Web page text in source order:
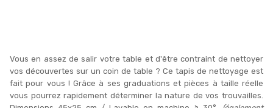
Vous en assez de salir votre table et d'être contraint de nettoyer
vos découvertes sur un coin de table ? Ce tapis de nettoyage est
fait pour vous ! Grâce à ses graduations et pièces à taille réelle
vous pourrez rapidement déterminer la nature de vos trouvailles.